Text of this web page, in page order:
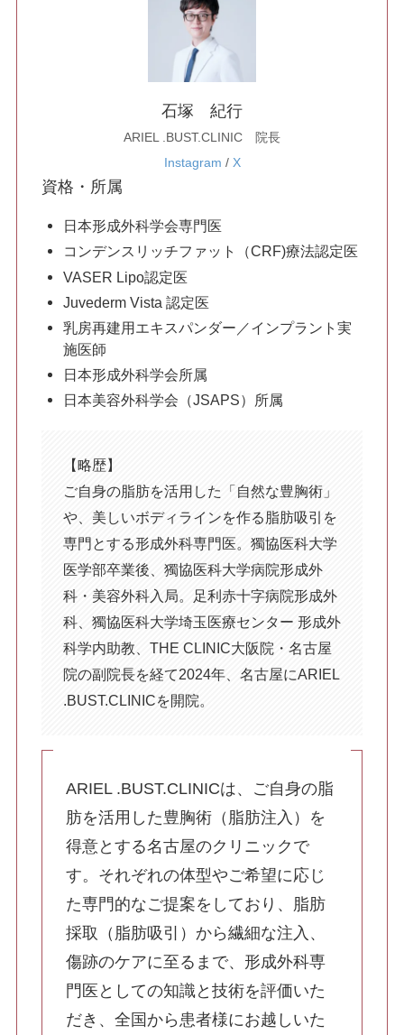
美白・シミ取り
肌育注射
身体の施術
脂肪吸引
豊胸手術
脂肪吸引
顔の脂肪吸引
二の腕の脂肪吸引
胸の脂肪吸引
お尻・太もも・膝の脂肪吸引
ふくらはぎ・足首の脂肪吸引
SculptTyte(スカルプトタイト)
豊胸手術
脂肪注入豊胸
石塚 紀行
ARIEL .BUST.CLINIC 院長
Instagram / X
資格・所属
日本形成外科学会専門医
コンデンスリッチファット（CRF)療法認定医
VASER Lipo認定医
Juvederm Vista 認定医
乳房再建用エキスパンダー／インプラント実
施医師
日本形成外科学会所属
日本美容外科学会（JSAPS）所属
【略歴】
ご自身の脂肪を活用した「自然な豊胸術」
や、美しいボディラインを作る脂肪吸引を
専門とする形成外科専門医。獨協医科大学
医学部卒業後、獨協医科大学病院形成外
科・美容外科入局。足利赤十字病院形成外
科、獨協医科大学埼玉医療センター 形成外
科学内助教、THE CLINIC大阪院・名古屋
院の副院長を経て2024年、名古屋にARIEL
.BUST.CLINICを開院。
ARIEL .BUST.CLINICは、ご自身の脂
肪を活用した豊胸術（脂肪注入）を
得意とする名古屋のクリニックで
す。それぞれの体型やご希望に応じ
た専門的なご提案をしており、脂肪
採取（脂肪吸引）から繊細な注入、
傷跡のケアに至るまで、形成外科専
門医としての知識と技術を評価いた
だき、全国から患者様にお越しいた